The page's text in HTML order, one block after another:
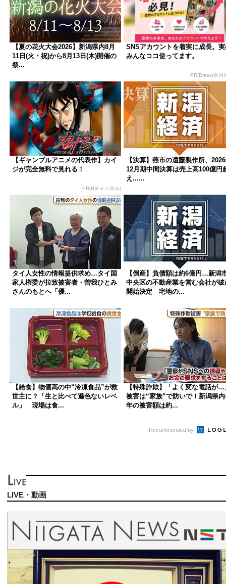
【夏の花火大会2026】新潟県内8月
11日(火・祝)から8月13日(木)開催の
祭...
SNSアカウントを着実に成長。
みんなココ使ってます。
PR(Dreaw合同
【ギャンブルアニメの代表作】カイ
ジが完全無料で見れる！
PR(Rチャンネル)
【決算】燕市の遠藤製作所、
12月期中間決算は売上高100億円
え......
タイ人女性の情報提供求め…タイ国
家人権委が拉致被害者・曽我ひとみ
さんのもとへ「優...
【倒産】負債額は約6億円…新潟
中央区の不動産業を営む会社が破
開始決定 宅地の...
【給食】物価高の中“冷凍食品”が救
世主に？「生と比べて遜色ないレベ
ル」 現場は食...
【特殊詐欺】「よく変な電話が…
被害は“家族”で防いで！新潟県
年の被害額は約...
Recommended by
LIVE・動画